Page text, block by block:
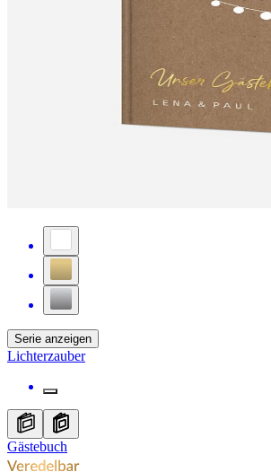
Serie anzeigen
Lichterzauber
Gästebuch